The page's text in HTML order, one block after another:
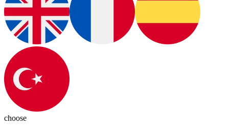
choose